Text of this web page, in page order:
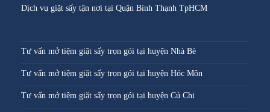
Dịch vụ giặt sấy tận nơi tại Quận Bình Thạnh TpHCM
Tư vấn mở tiệm giặt sấy trọn gói tại huyện Nhà Bè
Tư vấn mở tiệm giặt sấy trọn gói tại huyện Hóc Môn
Tư vấn mở tiệm giặt sấy trọn gói tại huyện Củ Chi